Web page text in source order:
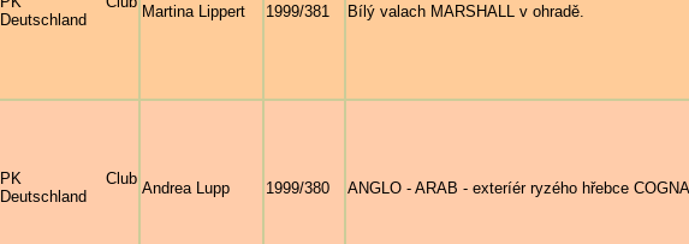
Deutschland
Martina Lippert 1999/381 Bílý valach MARSHALL v ohradě.
PK Club
Deutschland
Andrea Lupp 1999/380 ANGLO - ARAB - exteríér ryzého hřebce